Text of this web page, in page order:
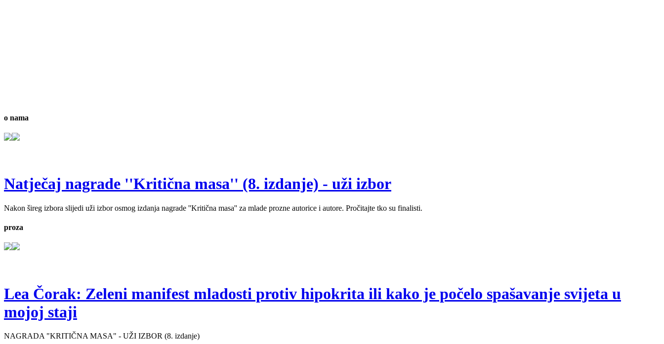
o nama
Natječaj nagrade ''Kritična masa'' (8. izdanje) - uži izbor
Nakon šireg izbora slijedi uži izbor osmog izdanja nagrade ''Kritična masa'' za mlade prozne autorice i autore. Pročitajte tko su finalisti.
proza
Lea Čorak: Zeleni manifest mladosti protiv hipokrita ili kako je počelo spašavanje svijeta u
mojoj staji
NAGRADA "KRITIČNA MASA" - UŽI IZBOR (8. izdanje)